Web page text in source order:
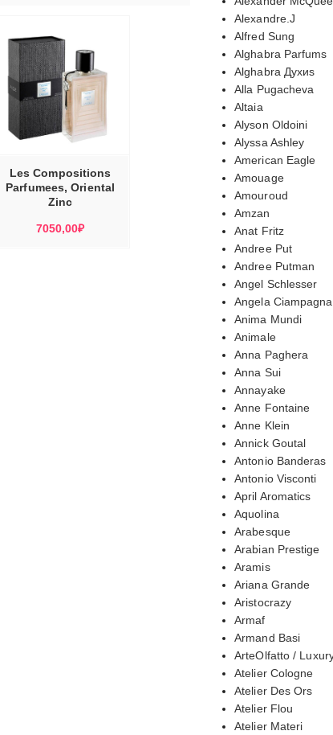
ЭТОТ
ТОВАР
ИМЕЕТ
МОЖНО
ВЫБРАТЬ
НА
СТРАНИЦЕ
Les Compositions
Parfumees, Oriental
Zinc
7050,00₽
Alexandre.J
Alfred Sung
Alghabra Parfums
Alghabra Духиs
Alla Pugacheva
Altaia
Alyson Oldoini
Alyssa Ashley
American Eagle
Amouage
Amouroud
Amzan
Anat Fritz
Andree Put
Andree Putman
Angel Schlesser
Angela Ciampagna
Anima Mundi
Animale
Anna Paghera
Anna Sui
Annayake
Anne Fontaine
Anne Klein
Annick Goutal
Antonio Banderas
Antonio Visconti
April Aromatics
Aquolina
Arabesque
Arabian Prestige
Aramis
Ariana Grande
Aristocrazy
Armaf
Armand Basi
ArteOlfatto /
Atelier Cologne
Atelier Des Ors
Atelier Flou
Atelier Materi